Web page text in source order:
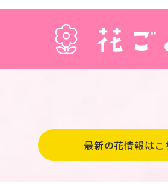
じゃぶじゃぶ池利用開始・遊べる噴水
スタッフの健康被害防止および安全対
渇水対策に伴う水遊び施設の利用休止
最新の花情報はこ